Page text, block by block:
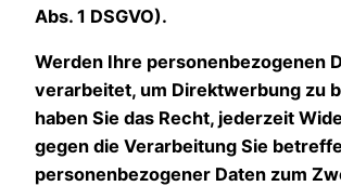
Abs. 1 DSGVO).
Werden Ihre personenbezogenen
verarbeitet, um Direktwerbung zu
haben Sie das Recht, jederzeit
gegen die Verarbeitung Sie
personenbezogener Daten zum